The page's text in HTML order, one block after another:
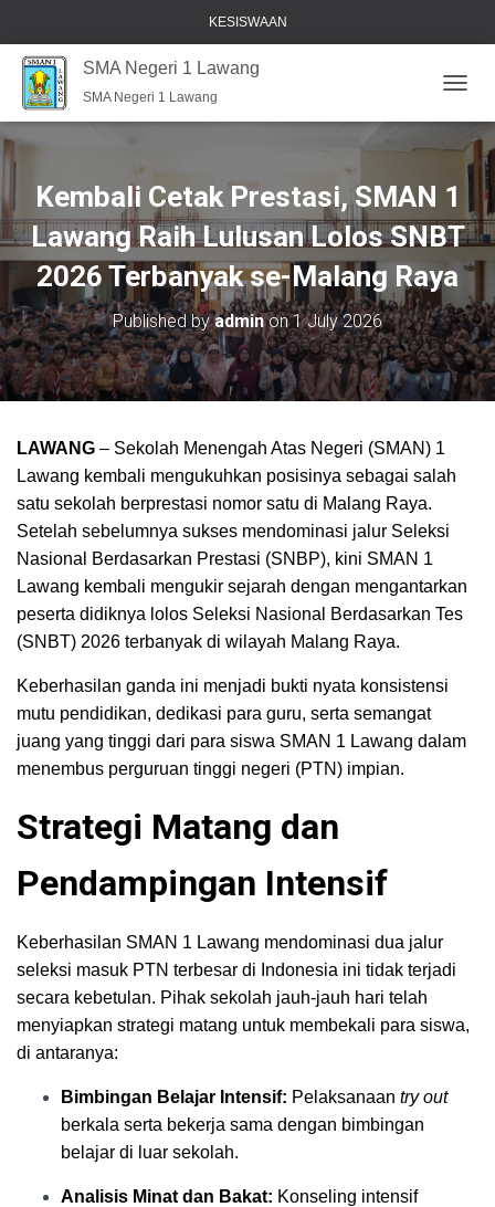
KESISWAAN
SMA Negeri 1 Lawang
SMA Negeri 1 Lawang
O
L
E
N
A
V
I
G
A
T
I
Kembali Cetak Prestasi, SMAN 1
Lawang Raih Lulusan Lolos SNBT
2026 Terbanyak se-Malang Raya
Published byadminon1 July 2026
LAWANG – Sekolah Menengah Atas Negeri (SMAN) 1
Lawang kembali mengukuhkan posisinya sebagai salah
satu sekolah berprestasi nomor satu di Malang Raya.
Setelah sebelumnya sukses mendominasi jalur Seleksi
Nasional Berdasarkan Prestasi (SNBP), kini SMAN 1
Lawang kembali mengukir sejarah dengan mengantarkan
peserta didiknya lolos Seleksi Nasional Berdasarkan Tes
(SNBT) 2026 terbanyak di wilayah Malang Raya.
Keberhasilan ganda ini menjadi bukti nyata konsistensi
mutu pendidikan, dedikasi para guru, serta semangat
juang yang tinggi dari para siswa SMAN 1 Lawang dalam
menembus perguruan tinggi negeri (PTN) impian.
Strategi Matang dan
Pendampingan Intensif
Keberhasilan SMAN 1 Lawang mendominasi dua jalur
seleksi masuk PTN terbesar di Indonesia ini tidak terjadi
secara kebetulan. Pihak sekolah jauh-jauh hari telah
menyiapkan strategi matang untuk membekali para siswa,
di antaranya:
Bimbingan Belajar Intensif: Pelaksanaan try out
berkala serta bekerja sama dengan bimbingan
belajar di luar sekolah.
Analisis Minat dan Bakat: Konseling intensif